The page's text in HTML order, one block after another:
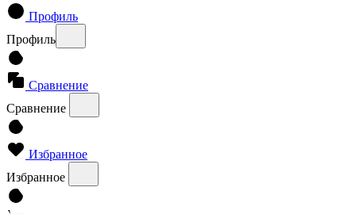
Профиль
Профиль
Сравнение
Сравнение
Избранное
Избранное